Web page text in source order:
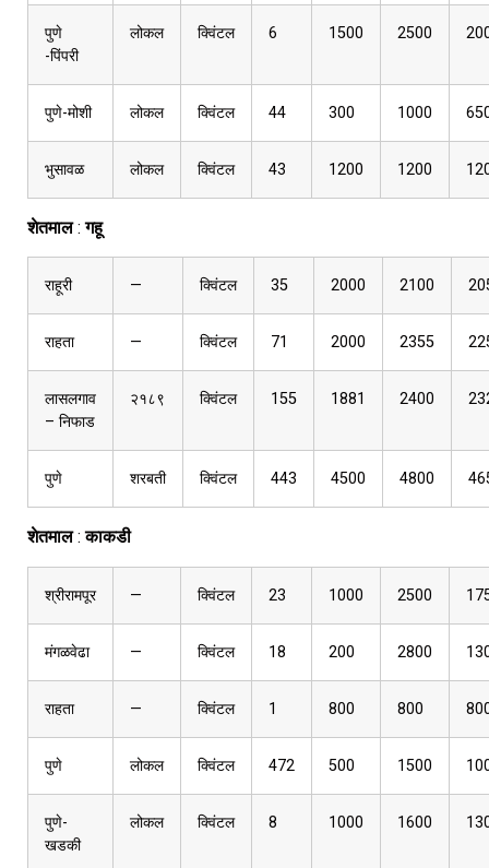
पुणे
-पिंपरी
लोकल क्विंटल 6 1500 2500
पुणे-मोशी लोकल क्विंटल 44 300 1000
भुसावळ लोकल क्विंटल 43 1200 1200
शेतमाल:गहू
राहूरी — क्विंटल 35 2000 2100
राहता — क्विंटल 71 2000 2355
लासलगाव
– निफाड
२१८९ क्विंटल 155 1881 2400
पुणे शरबती क्विंटल 443 4500 4800
शेतमाल:काकडी
श्रीरामपूर — क्विंटल 23 1000 2500
मंगळवेढा — क्विंटल 18 200 2800
राहता — क्विंटल 1 800 800
पुणे लोकल क्विंटल 472 500 1500
पुणे-
खडकी
लोकल क्विंटल 8 1000 1600